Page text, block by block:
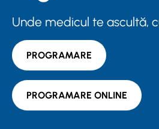
Unde medicul te ascultă,
PROGRAMARE
PROGRAMARE ONLINE